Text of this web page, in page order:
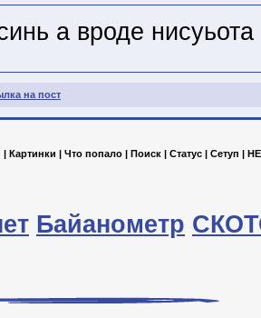
а вроде нисуьота
на пост
| Картинки | Что попало | Поиск | Статус | Сетуп |
Байанометр